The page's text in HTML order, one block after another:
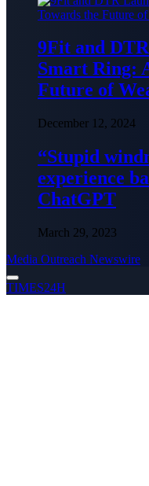
9Fit and
Smart Ring:
Future of
December 12, 2024
“Stupid
experience
ChatGPT
March 29, 2023
Media Outreach Newswire
TIMES24H